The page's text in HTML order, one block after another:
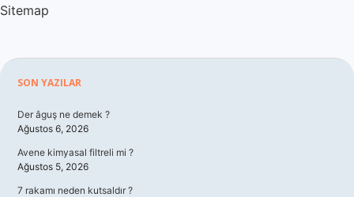
Sitemap
Sidebar
SON YAZILAR
Der âguş ne demek ?
Ağustos 6, 2026
Avene kimyasal filtreli mi ?
Ağustos 5, 2026
7 rakamı neden kutsaldır ?